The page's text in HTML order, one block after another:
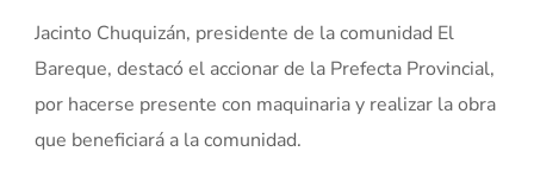
Jacinto Chuquizán, presidente de la comunidad El
Bareque, destacó el accionar de la Prefecta Provincial,
por hacerse presente con maquinaria y realizar la obra
que beneficiará a la comunidad.